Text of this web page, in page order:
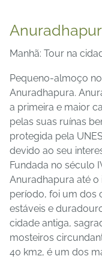
Manhã: Tour na
Pequeno-almoço
Anuradhapura.
a primeira e maior
pelas suas ruínas
protegida pela
devido ao seu
Fundada no século
Anuradhapura até o
período, foi um dos
estáveis ​​e
cidade antiga,
mosteiros
40 km2, é um dos